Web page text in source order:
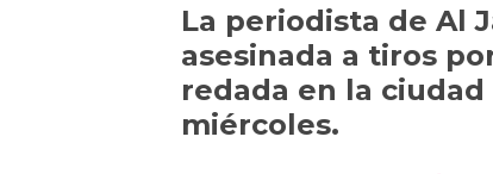
y d
o
n
a
m
A
p
p
b
o
o
t
La periodista de Al
asesinada a tiros
redada en la
miércoles.